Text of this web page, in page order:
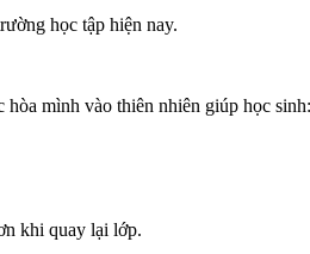
học tập hiện nay.
hòa mình vào thiên nhiên giúp học sinh:
khi quay lại lớp.